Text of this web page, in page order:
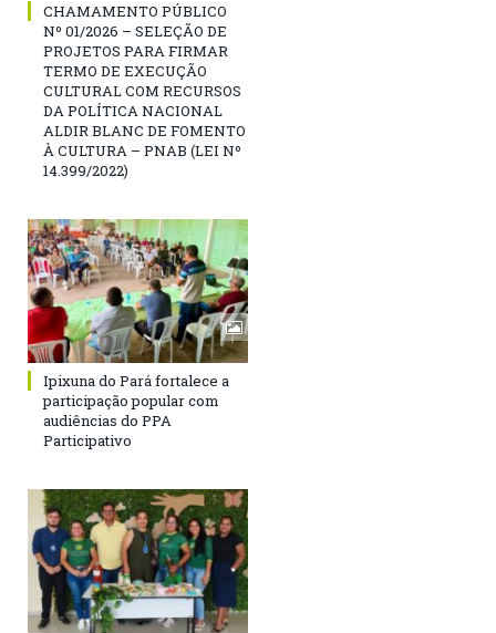
CHAMAMENTO PÚBLICO
Nº 01/2026 – SELEÇÃO DE
PROJETOS PARA FIRMAR
TERMO DE EXECUÇÃO
CULTURAL COM RECURSOS
DA POLÍTICA NACIONAL
ALDIR BLANC DE FOMENTO
À CULTURA – PNAB (LEI Nº
14.399/2022)
Ipixuna do Pará fortalece a
participação popular com
audiências do PPA
Participativo